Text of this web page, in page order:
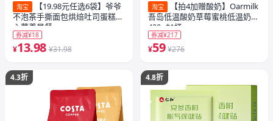
淘宝
【19.98元任选6袋】爷爷
不泡茶手撕面包烘焙吐司蛋糕点
心营养早餐
券减¥18
¥13.98 ¥31.98
4.3折
淘宝
【拍4加赠酸奶】Oarmilk
吾岛低温酸奶草莓蜜桃低温奶
420g*1桶
券减¥217
¥59 ¥276
4.8折